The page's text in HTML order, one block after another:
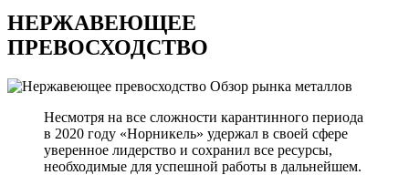
НЕРЖАВЕЮЩЕЕ
ПРЕВОСХОДСТВО
Обзор рынка металлов
Несмотря на все сложности карантинного периода
в 2020 году «Норникель» удержал в своей сфере
уверенное лидерство и сохранил все ресурсы,
необходимые для успешной работы в дальнейшем.